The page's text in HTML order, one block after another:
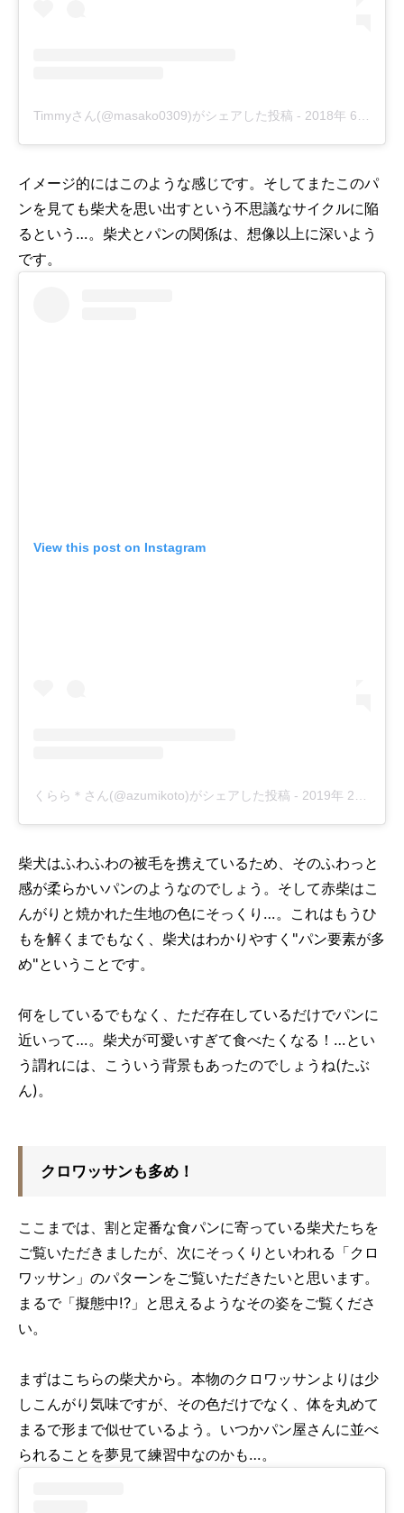
Timmyさん(@masako0309)がシェアした投稿 - 2018年 6月月16日午後9時46分PDT
イメージ的にはこのような感じです。そしてまたこのパ
ンを見ても柴犬を思い出すという不思議なサイクルに陥
るという…。柴犬とパンの関係は、想像以上に深いよう
です。
View this post on Instagram
くらら＊さん(@azumikoto)がシェアした投稿 - 2019年 2月月20日午後8時33分PST
柴犬はふわふわの被毛を携えているため、そのふわっと
感が柔らかいパンのようなのでしょう。そして赤柴はこ
んがりと焼かれた生地の色にそっくり…。これはもうひ
もを解くまでもなく、柴犬はわかりやすく"パン要素が多
め"ということです。
何をしているでもなく、ただ存在しているだけでパンに
近いって…。柴犬が可愛いすぎて食べたくなる！…とい
う謂れには、こういう背景もあったのでしょうね(たぶ
ん)。
クロワッサンも多め！
ここまでは、割と定番な食パンに寄っている柴犬たちを
ご覧いただきましたが、次にそっくりといわれる「クロ
ワッサン」のパターンをご覧いただきたいと思います。
まるで「擬態中!?」と思えるようなその姿をご覧くださ
い。
まずはこちらの柴犬から。本物のクロワッサンよりは少
しこんがり気味ですが、その色だけでなく、体を丸めて
まるで形まで似せているよう。いつかパン屋さんに並べ
られることを夢見て練習中なのかも…。